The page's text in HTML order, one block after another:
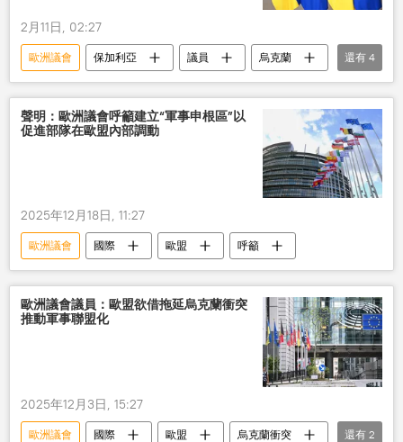
2月11日, 02:27
歐洲議會 保加利亞 議員
烏克蘭
歐盟
領導人
反俄制裁
情緒
還有 4
聲明：歐洲議會呼籲建立“軍事申根區”以
促進部隊在歐盟內部調動
2025年12月18日, 11:27
歐洲議會 國際 歐盟 呼籲
歐洲議會議員：歐盟欲借拖延烏克蘭衝突
推動軍事聯盟化
2025年12月3日, 15:27
歐洲議會 國際 歐盟
烏克蘭衝突
還有 2